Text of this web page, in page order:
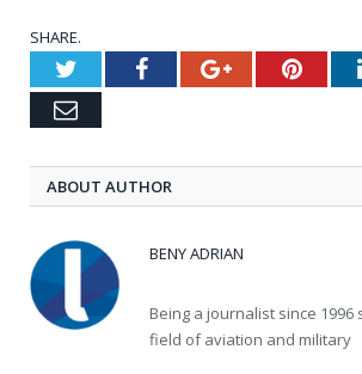
SHARE.
TwitterFacebookGoogle+
Email
ABOUT AUTHOR
BENY ADRIAN
Being a journalist since 1996
field of aviation and military